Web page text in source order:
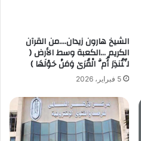
الشيخ هارون زيدان….من القرآن
الكريم …الكعبة وسط الأرض (
لِّتُنذِرَ أُمَّ الْقُرَىٰ وَمَنْ حَوْلَهَا )
5 فبراير، 2026